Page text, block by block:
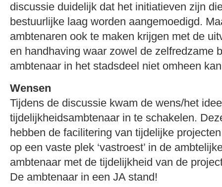
discussie duidelijk dat het initiatieven zijn
bestuurlijke laag worden aangemoedigd.
ambtenaren ook te maken krijgen met de
en handhaving waar zowel de zelfredzame
ambtenaar in het stadsdeel niet omheen
Wensen
Tijdens de discussie kwam de wens/het
tijdelijkheidsambtenaar in te schakelen.
hebben de facilitering van tijdelijke
op een vaste plek ‘vastroest’ in de
ambtenaar met de tijdelijkheid van de
De ambtenaar in een JA stand!